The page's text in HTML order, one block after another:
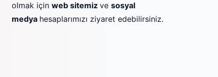
olmak için web sitemiz ve sosyal
medya hesaplarımızı ziyaret edebilirsiniz.